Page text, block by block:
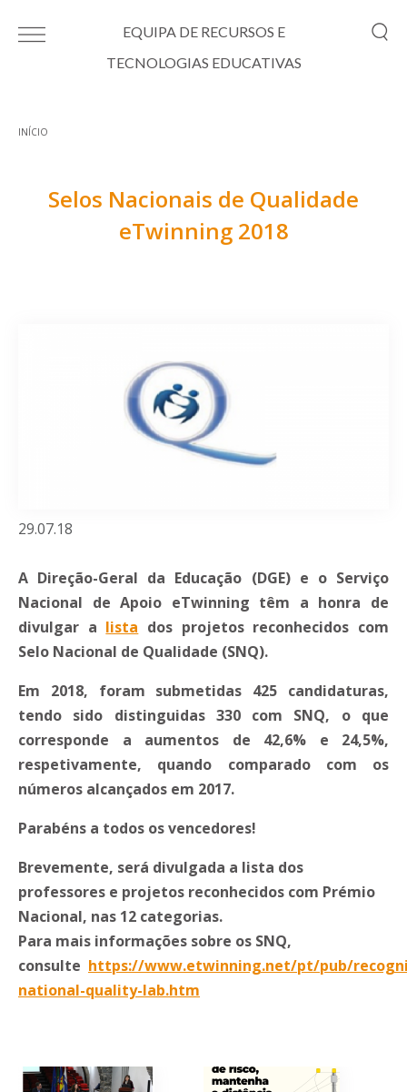
EQUIPA DE RECURSOS E
TECNOLOGIAS EDUCATIVAS
INÍCIO
Selos Nacionais de Qualidade
eTwinning 2018
29.07.18
A Direção-Geral da Educação (DGE) e o Serviço
Nacional de Apoio eTwinning têm a honra de
divulgar a lista dos projetos reconhecidos com
Selo Nacional de Qualidade (SNQ).
Em 2018, foram submetidas 425 candidaturas,
tendo sido distinguidas 330 com SNQ, o que
corresponde a aumentos de 42,6% e 24,5%,
respetivamente, quando comparado com os
números alcançados em 2017.
Parabéns a todos os vencedores!
Brevemente, será divulgada a lista dos
professores e projetos reconhecidos com Prémio
Nacional, nas 12 categorias.
Para mais informações sobre os SNQ,
consulte https://www.etwinning.net/pt/pub/
national-quality-lab.htm